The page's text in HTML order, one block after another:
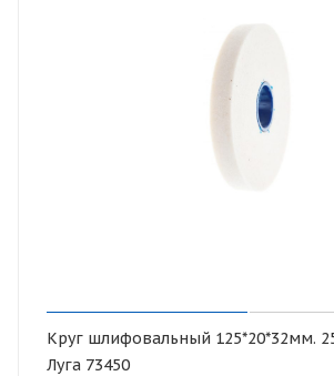
Круг шлифовальный 125*20*32мм.
Луга 73450